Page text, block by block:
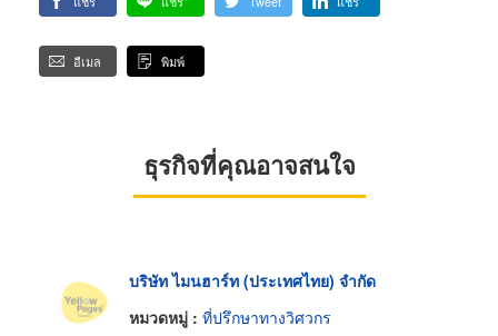
อีเมล พิมพ์
ธุรกิจที่คุณอาจสนใจ
บริษัท ไมนฮาร์ท (ประเทศไทย) จำกัด
หมวดหมู่ : ที่ปรึกษาทางวิศวกร